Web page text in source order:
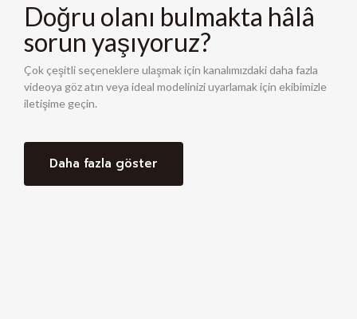
Doğru olanı bulmakta hâlâ
sorun yaşıyoruz?
Çok çeşitli seçeneklere ulaşmak için kanalımızdaki daha fazla
videoya göz atın veya ideal modelinizi uyarlamak için ekibimizle
iletişime geçin.
Daha fazla göster